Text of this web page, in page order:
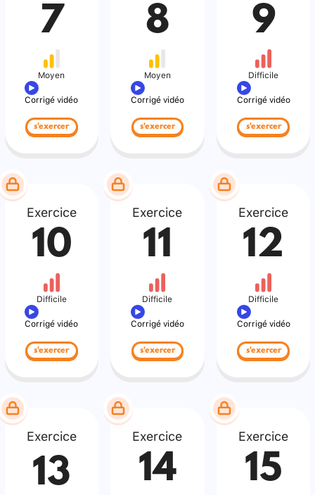
7
Moyen
Corrigé vidéo
s'exercer
8
Moyen
Corrigé vidéo
s'exercer
9
Difficile
Corrigé vidéo
s'exercer
Exercice
10
Difficile
Corrigé vidéo
s'exercer
Exercice
11
Difficile
Corrigé vidéo
s'exercer
Exercice
12
Difficile
Corrigé vidéo
s'exercer
Exercice
13
Exercice
14
Exercice
15